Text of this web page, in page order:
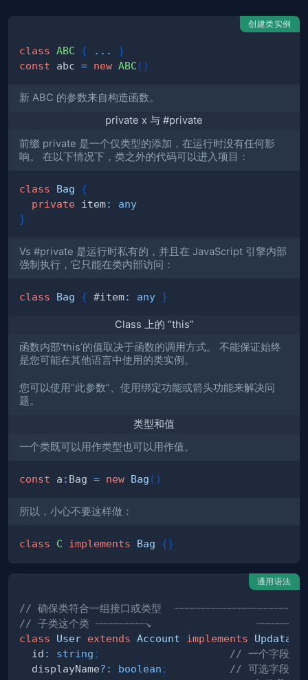
创建类实例
class ABC { ...
}
const abc = new ABC ( )
新 ABC 的参数来自构造函数。
private x 与 #private
前缀 private 是一个仅类型的添加，在运行时没有任何影
响。 在以下情况下，类之外的代码可以进入项目：
class Bag
{
private item:
any
}
Vs #private 是运行时私有的，并且在 JavaScript 引擎内部
强制执行，它只能在类内部访问：
class Bag { #item: any }
Class 上的 “this”
函数内部‘this’的值取决于函数的调用方式。 不能保证始终
是您可能在其他语言中使用的类实例。
您可以使用“此参数”、使用绑定功能或箭头功能来解决问
题。
类型和值
一个类既可以用作类型也可以用作值。
const a : Bag = new Bag ( )
所以，小心不要这样做：
class C implements Bag {}
通用语法
// 确保类符合一组接口或类型
// 子类这个类 ┈┈┈┈┈┈┈┈↘
class
User extends Account implements
  id
: string ;
// 一个字段
  displayName
? : boolean ;
// 可选字段